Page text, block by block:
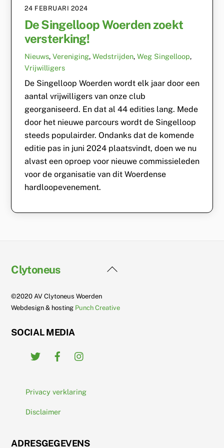
24 FEBRUARI 2024
De Singelloop Woerden zoekt
versterking!
Nieuws, Vereniging, Wedstrijden, Weg Singelloop,
Vrijwilligers
De Singelloop Woerden wordt elk jaar door een
aantal vrijwilligers van onze club
georganiseerd. En dat al 44 edities lang. Mede
door het nieuwe parcours wordt de Singelloop
steeds populairder. Ondanks dat de komende
editie pas in juni 2024 plaatsvindt, doen we nu
alvast een oproep voor nieuwe commissieleden
voor de organisatie van dit Woerdense
hardloopevenement.
Back
Clytoneus
©2020 AV Clytoneus Woerden
Webdesign & hosting Punch Creative
SOCIAL MEDIA
Twitter
Privacy verklaring
Disclaimer
ADRESGEGEVENS